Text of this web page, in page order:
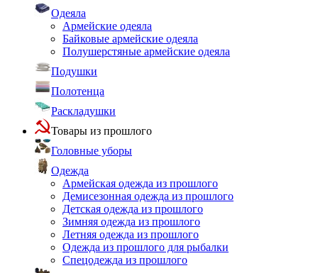
Одеяла
Армейские одеяла
Байковые армейские одеяла
Полушерстяные армейские одеяла
Подушки
Полотенца
Раскладушки
Товары из прошлого
Головные уборы
Одежда
Армейская одежда из прошлого
Демисезонная одежда из прошлого
Детская одежда из прошлого
Зимняя одежда из прошлого
Летняя одежда из прошлого
Одежда из прошлого для рыбалки
Спецодежда из прошлого